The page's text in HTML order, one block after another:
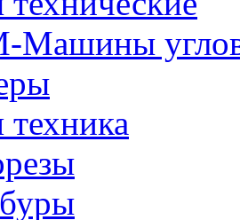
техника